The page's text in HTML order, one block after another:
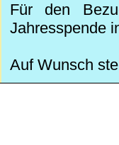
Für den
Jahresspende
Auf Wunsch